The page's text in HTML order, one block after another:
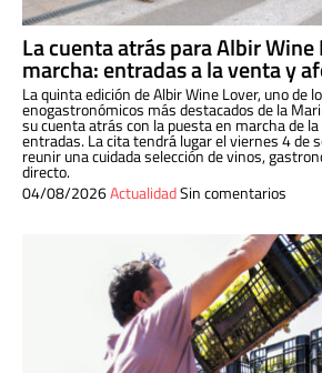
La cuenta atrás para Albir Wine
marcha: entradas a la venta y
La quinta edición de Albir Wine Lover, uno de
enogastronómicos más destacados de la
su cuenta atrás con la puesta en marcha de
entradas. La cita tendrá lugar el viernes 4 de
reunir una cuidada selección de vinos,
directo.
04/08/2026ActualidadSin comentarios